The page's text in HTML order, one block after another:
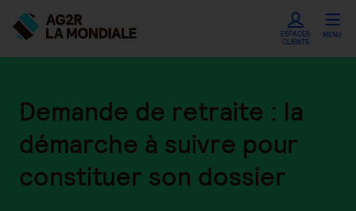
ESPACES
CLIENTS
MENU
Demande de retraite : la
démarche à suivre pour
constituer son dossier